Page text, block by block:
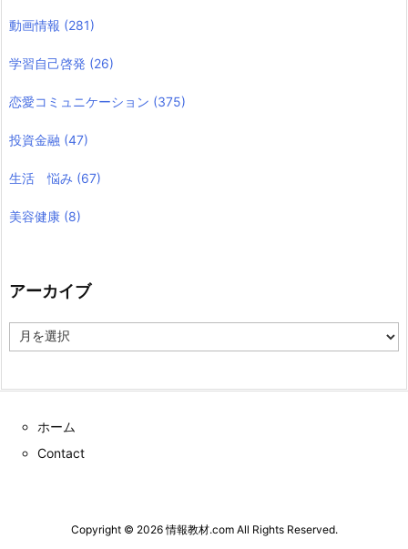
動画情報 (281)
学習自己啓発 (26)
恋愛コミュニケーション (375)
投資金融 (47)
生活 悩み (67)
美容健康 (8)
アーカイブ
ー
ホーム
Contact
Copyright © 2026 情報教材.comAll Rights Reserved.